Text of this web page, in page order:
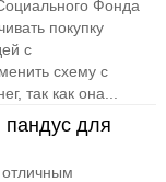
Фонда
покупку
с
схему с
так как она...
пандус для